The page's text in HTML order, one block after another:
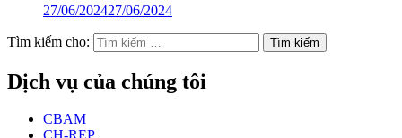
27/06/202427/06/2024
Tìm kiếm cho:
Dịch vụ của chúng tôi
CBAM